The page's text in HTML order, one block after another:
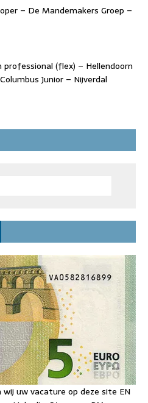
– De Mandemakers Groep –
professional (flex) – Hellendoorn
Junior – Nijverdal
uw vacature op deze site EN